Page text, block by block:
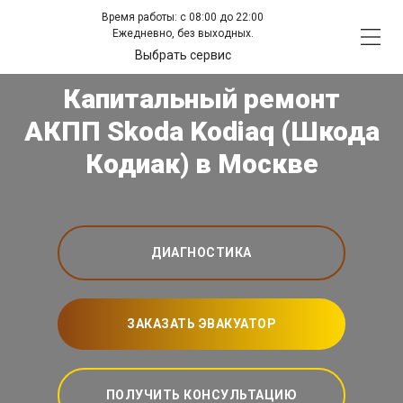
Время работы: с 08:00 до 22:00
Ежедневно, без выходных.
Выбрать сервис
Капитальный ремонт
АКПП Skoda Kodiaq (Шкода
Кодиак) в Москве
ДИАГНОСТИКА
ЗАКАЗАТЬ ЭВАКУАТОР
ПОЛУЧИТЬ КОНСУЛЬТАЦИЮ